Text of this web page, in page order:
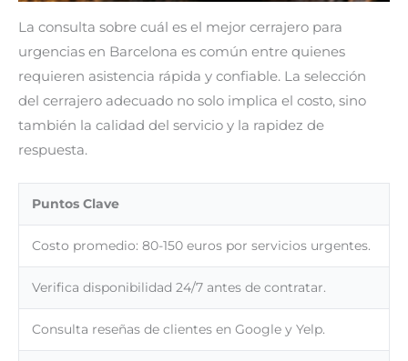
La consulta sobre cuál es el mejor cerrajero para
urgencias en Barcelona es común entre quienes
requieren asistencia rápida y confiable. La selección
del cerrajero adecuado no solo implica el costo, sino
también la calidad del servicio y la rapidez de
respuesta.
Puntos Clave
Costo promedio: 80-150 euros por servicios urgentes.
Verifica disponibilidad 24/7 antes de contratar.
Consulta reseñas de clientes en Google y Yelp.